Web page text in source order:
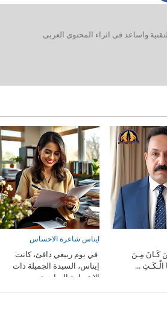
واساعد فى اثراء المحتوى العربى
كَـانَ مِـنَ
الْـكَـثِ ...
ايناس شاعرة الاحساس
في يوم ربيعي دافئ، كانت
إيناس، السيدة الجميلة ذات
الابتسامة الساحرة، ...